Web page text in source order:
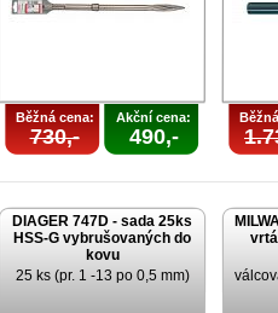
Běžná cena:
730,-
Akční cena:
490,-
DIAGER 747D - sada 25ks
HSS-G vybrušovaných do
kovu
25 ks (pr. 1 -13 po 0,5 mm)